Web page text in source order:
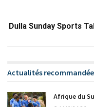
Dulla Sunday Sports
Actualités
Afrique du